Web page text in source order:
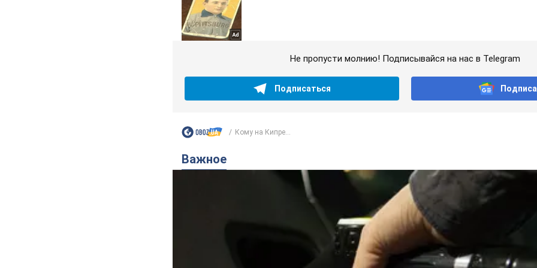
Не пропусти молнию! Подписывайся на нас в Telegram
Подписаться
Кому на Кипре...
Важное